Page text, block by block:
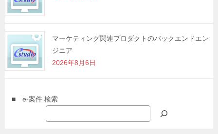
マーケティング関連プロダクトのバックエンドエン
ジニア
2026年8月6日
■ e-案件 検索